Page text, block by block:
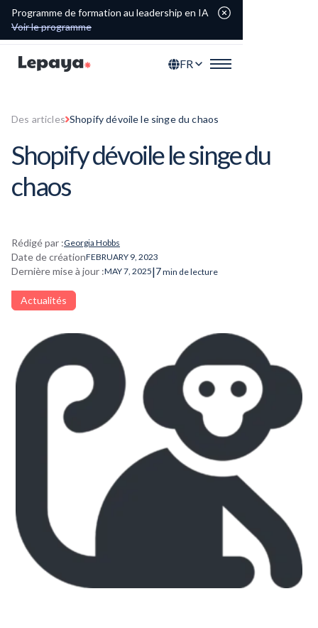
Programme de formation au leadership en IA
Voir le programme
FR
Des articles Shopify dévoile le singe du chaos
Shopify dévoile le singe du
chaos
Rédigé par :Georgia Hobbs
Date de créationFEBRUARY 9, 2023
Dernière mise à jour :MAY 7, 2025|7min de lecture
Actualités